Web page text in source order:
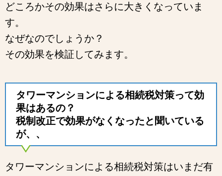
どころかその効果はさらに大きくなっていま
す。
なぜなのでしょうか？
その効果を検証してみます。
タワーマンションによる相続税対策って効
果はあるの？
税制改正で効果がなくなったと聞いている
が、、
タワーマンションによる相続税対策はいまだ有